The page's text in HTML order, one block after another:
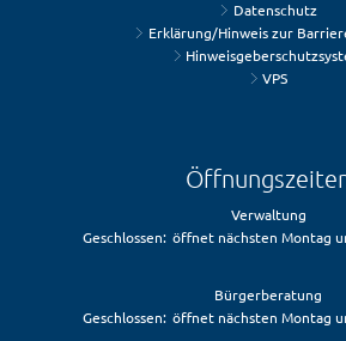
Datenschutz
Erklärung/Hinweis zur
VPS
Verwaltung
Klicken, um weitere Öffnungs- oder
Geschlossen: öffnet nächsten Montag
Bürgerberatung
Klicken, um weitere Öffnungs- oder
Geschlossen: öffnet nächsten Montag